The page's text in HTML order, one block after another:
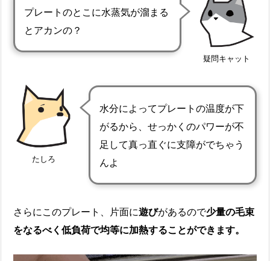
疑問キャット
プレートのとこに水蒸気が溜まる
とアカンの？
たしろ
水分によってプレートの温度が下
がるから、せっかくのパワーが不
足して真っ直ぐに支障がでちゃう
んよ
さらにこのプレート、片面に遊びがあるので少量の毛束
をなるべく低負荷で均等に加熱することができます。